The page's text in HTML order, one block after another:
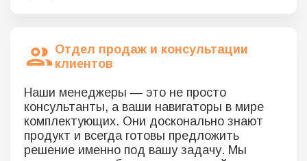
Отдел продаж и консультации
клиентов
Наши менеджеры — это не просто
консультанты, а ваши навигаторы в мире
комплектующих. Они досконально знают
продукт и всегда готовы предложить
решение именно под вашу задачу. Мы